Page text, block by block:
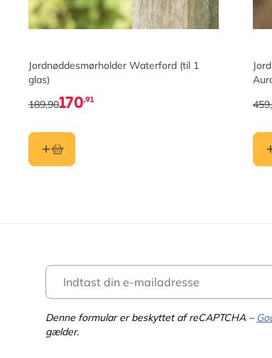
Jordnøddesmørholder Waterford (til 1
glas)
170,91
189,90
Denne formular er beskyttet af reCAPTCHA –
gælder.